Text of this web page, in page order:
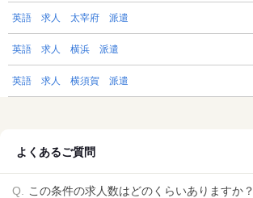
英語 求人 太宰府 派遣
英語 求人 横浜 派遣
英語 求人 横須賀 派遣
よくあるご質問
この条件の求人数はどのくらいありますか？